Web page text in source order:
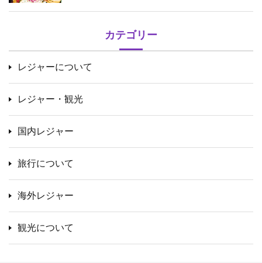
カテゴリー
レジャーについて
レジャー・観光
国内レジャー
旅行について
海外レジャー
観光について